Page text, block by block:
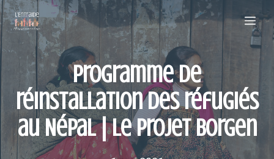
Aller
au
contenu
Programme de
réinstallation des réfugiés
au Népal | Le projet Borgen